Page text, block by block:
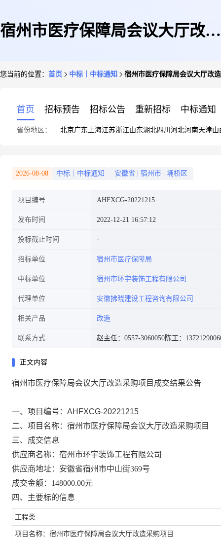
宿州市医疗保障局会议大厅改造
您当前的位置： 首页 中标｜中标通知 宿州市医疗保障局会议大厅改
首页 招标预告 招标公告 重新招标 中标通知
省份地区： 北京广东 上海江苏浙江山东湖北四川 河北河南天津山
2026-08-08 中标｜中标通知 安徽省 宿州市 埇桥区
项目编号 AHFXCG-20221215
发布时间 2022-12-21 16:57:12
投标截止时间
招标单位 宿州市医疗保障局
中标单位 宿州市环宇装饰工程有限公司
代理单位 安徽拂晓建设工程咨询有限公司
相关产品 改造
联系方式 赵主任：0557-3060050陈工：
正文内容
宿州市医疗保障局会议大厅改造采购项目成交结果公告
一、 项目编号： AHFXCG-20221215
二、 项目名称：宿州市医疗保障局会议大厅改造采购项目
三、成交信息
供应商名称：宿州市环宇装饰工程有限公司
供应商地址：安徽省宿州市中山街369号
成交金额： 148000.00元
四、主要标的信息
工程类
项目名称：宿州市医疗保障局会议大厅改造采购项目